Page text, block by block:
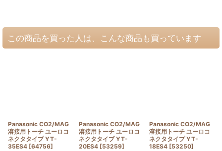
この商品を買った人は、こんな商品も買っています
Panasonic CO2/MAG
溶接用トーチ ユーロコ
ネクタタイプ YT-
35ES4 [64756]
Panasonic CO2/MAG
溶接用トーチ ユーロコ
ネクタタイプ YT-
20ES4 [53259]
Panasonic CO2/MAG
溶接用トーチ ユーロコ
ネクタタイプ YT-
18ES4 [53250]